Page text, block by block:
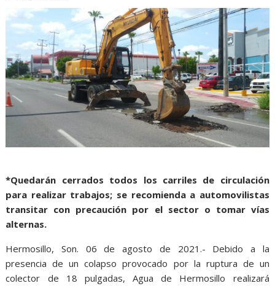
*Quedarán cerrados todos los carriles de circulación
para realizar trabajos; se recomienda a automovilistas
transitar con precaución por el sector o tomar vías
alternas.
Hermosillo, Son. 06 de agosto de 2021.- Debido a la
presencia de un colapso provocado por la ruptura de un
colector de 18 pulgadas, Agua de Hermosillo realizará